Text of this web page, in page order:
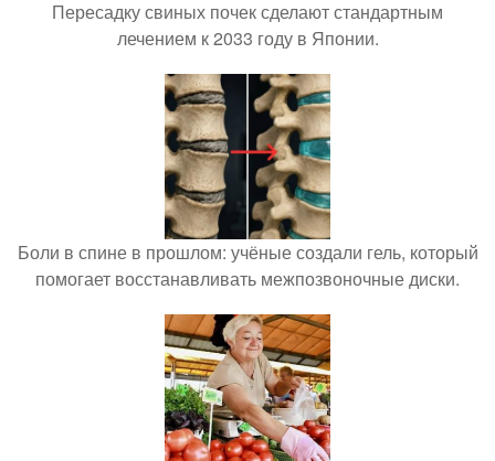
Пересадку свиных почек сделают стандартным
лечением к 2033 году в Японии.
Боли в спине в прошлом: учёные создали гель, который
помогает восстанавливать межпозвоночные диски.